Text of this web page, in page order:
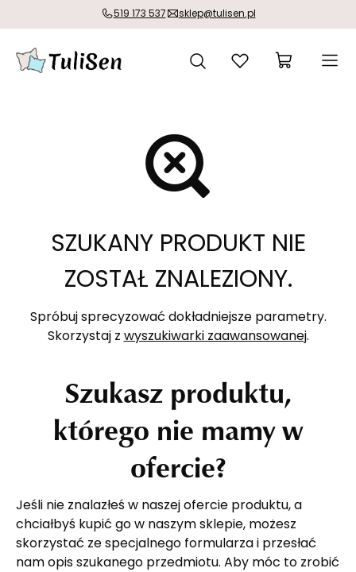
519 173 537 sklep@tulisen.pl
SZUKANY PRODUKT NIE
ZOSTAŁ ZNALEZIONY.
Spróbuj sprecyzować dokładniejsze parametry.
Skorzystaj z wyszukiwarki zaawansowanej.
Szukasz produktu,
którego nie mamy w
ofercie?
Jeśli nie znalazłeś w naszej ofercie produktu, a
chciałbyś kupić go w naszym sklepie, możesz
skorzystać ze specjalnego formularza i przesłać
nam opis szukanego przedmiotu. Aby móc to zrobić